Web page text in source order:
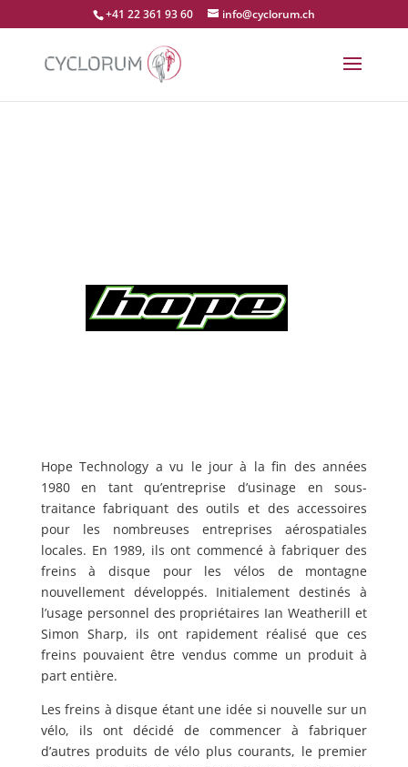
+41 22 361 93 60 info@cyclorum.ch
Hope Technology a vu le jour à la fin des années
1980 en tant qu’entreprise d’usinage en sous-
traitance fabriquant des outils et des accessoires
pour les nombreuses entreprises aérospatiales
locales. En 1989, ils ont commencé à fabriquer des
freins à disque pour les vélos de montagne
nouvellement développés. Initialement destinés à
l’usage personnel des propriétaires Ian Weatherill et
Simon Sharp, ils ont rapidement réalisé que ces
freins pouvaient être vendus comme un produit à
part entière.
Les freins à disque étant une idée si nouvelle sur un
vélo, ils ont décidé de commencer à fabriquer
d’autres produits de vélo plus courants, le premier